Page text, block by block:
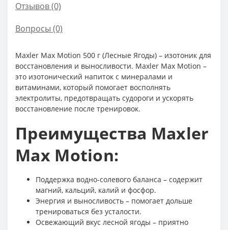
Отзывов (0)
Вопросы (0)
Maxler Max Motion 500 г (Лесные Ягоды) – изотоник для
восстановления и выносливости. Maxler Max Motion –
это изотонический напиток с минералами и
витаминами, который помогает восполнять
электролиты, предотвращать судороги и ускорять
восстановление после тренировок.
Преимущества Maxler
Max Motion:
Поддержка водно-солевого баланса – содержит
магний, кальций, калий и фосфор.
Энергия и выносливость – помогает дольше
тренироваться без усталости.
Освежающий вкус лесной ягоды – приятно